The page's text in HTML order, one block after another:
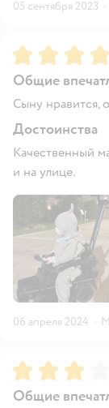
05 сентября 2023 ·
Рейтинг:5
Общие
Сыну нравится,
Достоинства
Качественный
и на улице.
06 апреля 2024 ·
Рейтинг:3
Общие